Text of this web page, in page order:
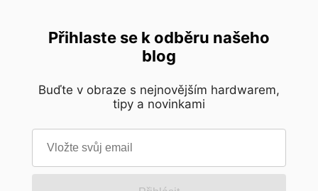
Přihlaste se k odběru našeho
blog
Buďte v obraze s nejnovějším hardwarem,
tipy a novinkami